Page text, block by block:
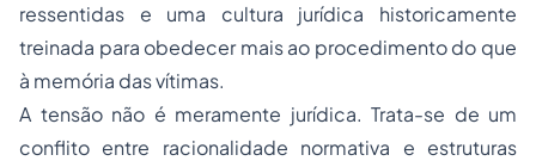
ressentidas e uma cultura jurídica historicamente
treinada para obedecer mais ao procedimento do que
à memória das vítimas.
A tensão não é meramente jurídica. Trata-se de um
conflito entre racionalidade normativa e estruturas